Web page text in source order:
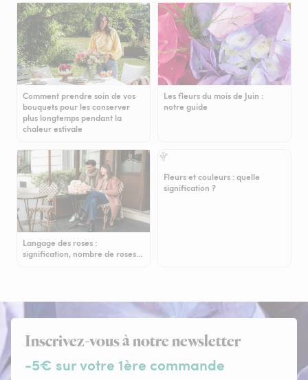
Comment prendre soin de vos
bouquets pour les conserver
plus longtemps pendant la
chaleur estivale
Les fleurs du mois de Juin :
notre guide
Langage des roses :
signification, nombre de roses…
Fleurs et couleurs : quelle
signification ?
Inscrivez-vous à notre newsletter
-5€ sur votre 1ère commande